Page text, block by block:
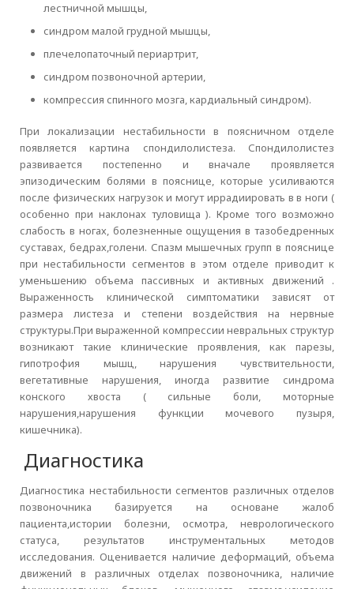
лестничной мышцы,
синдром малой грудной мышцы,
плечелопаточный периартрит,
синдром позвоночной артерии,
компрессия спинного мозга, кардиальный синдром).
При локализации нестабильности в поясничном отделе
появляется картина спондилолистеза. Спондилолистез
развивается постепенно и вначале проявляется
эпизодическим болями в пояснице, которые усиливаются
после физических нагрузок и могут иррадиировать в в ноги (
особенно при наклонах туловища ). Кроме того возможно
слабость в ногах, болезненные ощущения в тазобедренных
суставах, бедрах,голени. Спазм мышечных групп в пояснице
при нестабильности сегментов в этом отделе приводит к
уменьшению объема пассивных и активных движений .
Выраженность клинической симптоматики зависят от
размера листеза и степени воздействия на нервные
структуры.При выраженной компрессии невральных структур
возникают такие клинические проявления, как парезы,
гипотрофия мышц, нарушения чувствительности,
вегетативные нарушения, иногда развитие синдрома
конского хвоста ( сильные боли, моторные
нарушения,нарушения функции мочевого пузыря,
кишечника).
Диагностика
Диагностика нестабильности сегментов различных отделов
позвоночника базируется на основане жалоб
пациента,истории болезни, осмотра, неврологического
статуса, результатов инструментальных методов
исследования. Оценивается наличие деформаций, объема
движений в различных отделах позвоночника, наличие